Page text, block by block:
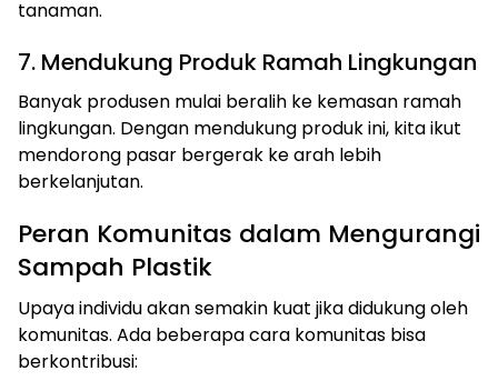
tanaman.
7. Mendukung Produk Ramah Lingkungan
Banyak produsen mulai beralih ke kemasan ramah
lingkungan. Dengan mendukung produk ini, kita ikut
mendorong pasar bergerak ke arah lebih
berkelanjutan.
Peran Komunitas dalam Mengurangi
Sampah Plastik
Upaya individu akan semakin kuat jika didukung oleh
komunitas. Ada beberapa cara komunitas bisa
berkontribusi: